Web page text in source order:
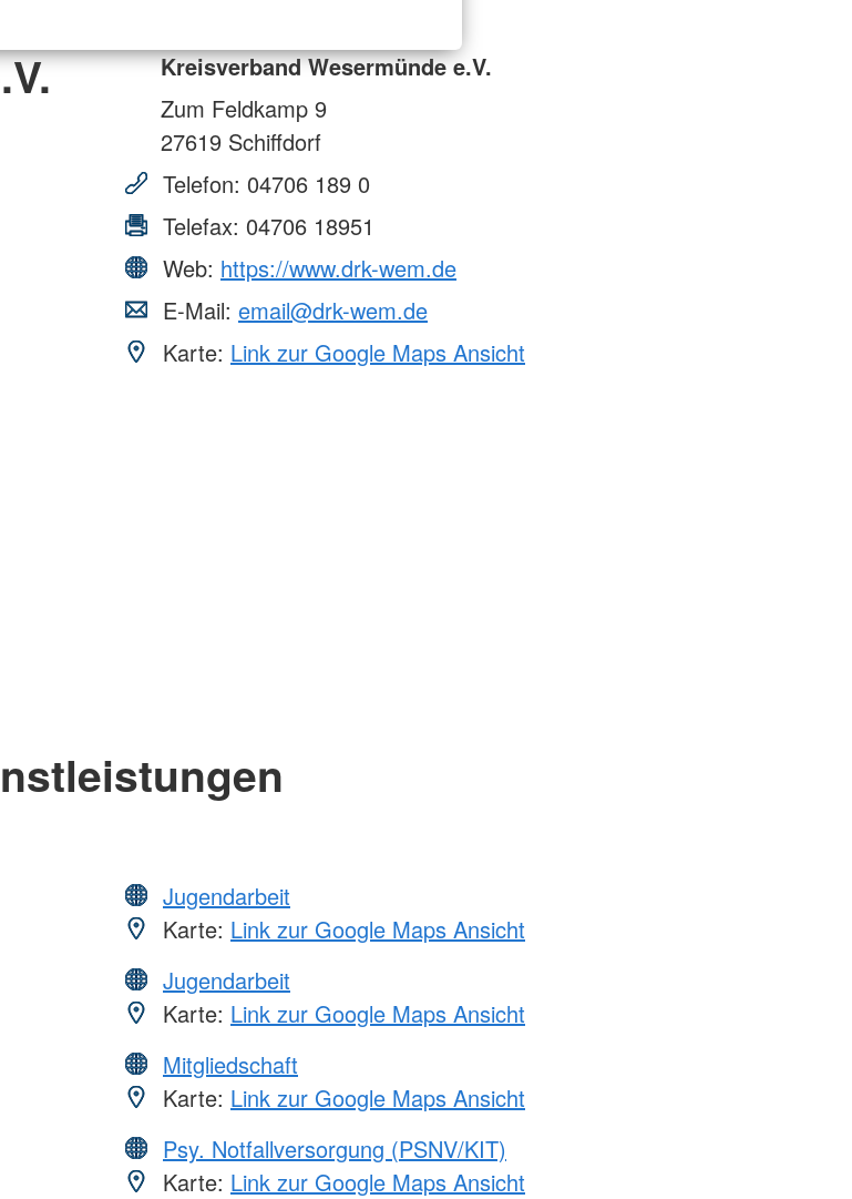
Kreisverband Wesermünde e.V.
Zum Feldkamp 9
27619 Schiffdorf
Telefon: 04706 189 0
Telefax: 04706 18951
Web: https://www.drk-wem.de
E-Mail: email@drk-wem.de
Karte: Link zur Google Maps Ansicht
Jugendarbeit
Karte: Link zur Google Maps Ansicht
Jugendarbeit
Karte: Link zur Google Maps Ansicht
Mitgliedschaft
Karte: Link zur Google Maps Ansicht
Psy. Notfallversorgung (PSNV/KIT)
Karte: Link zur Google Maps Ansicht